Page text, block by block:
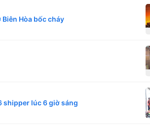
Hòa bốc cháy
shipper lúc 6 giờ sáng